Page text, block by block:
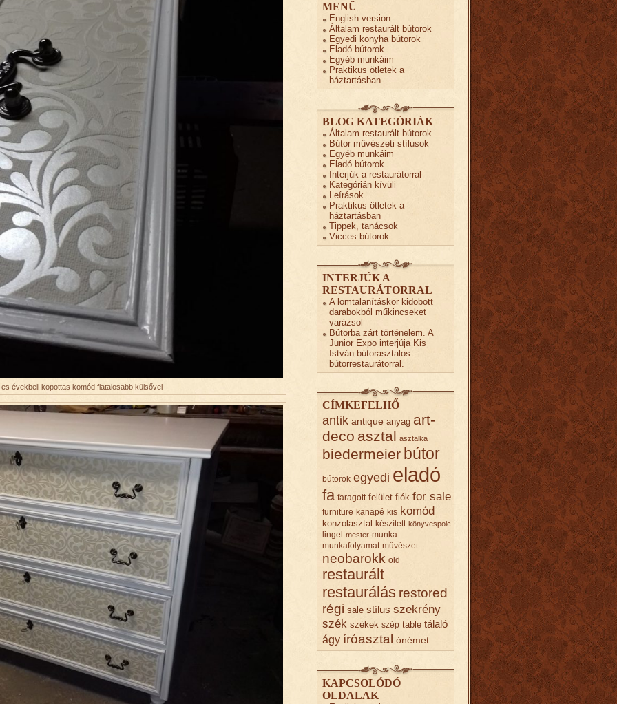
es évekbeli kopottas komód fiatalosabb külsővel
MENÜ
English version
Általam restaurált bútorok
Egyedi konyha bútorok
Eladó bútorok
Egyéb munkáim
Praktikus ötletek a
háztartásban
BLOG KATEGÓRIÁK
Általam restaurált bútorok
Bútor művészeti stílusok
Egyéb munkáim
Eladó bútorok
Interjúk a restaurátorral
Kategórián kívüli
Leírások
Praktikus ötletek a
háztartásban
Tippek, tanácsok
Vicces bútorok
INTERJÚK A
RESTAURÁTORRAL
A lomtalanításkor kidobott
darabokból műkincseket
varázsol
Bútorba zárt történelem. A
Junior Expo interjúja Kis
István bútorasztalos –
bútorrestaurátorral.
CÍMKEFELHŐ
antik antique anyag art-
deco asztal asztalka
biedermeier bútor
bútorok egyedi eladó
fa faragott felület fiók for sale
furniture kanapé kis komód
konzolasztal készített könyvespolc
lingel mester munka
munkafolyamat művészet
neobarokk old
restaurált
restaurálás restored
régi sale stílus szekrény
szék székek szép table tálaló
ágy íróasztal ónémet
KAPCSOLÓDÓ
OLDALAK